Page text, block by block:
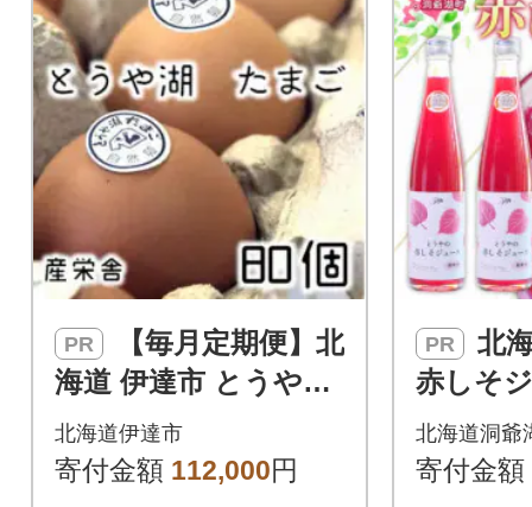
PR
海道 伊達市 とうや湖
玉子 80個入り全6回
北海道伊達市
寄付金額 112,000円
PR
赤しそ
り 希釈
ズとう
北海道洞爺
寄付金額